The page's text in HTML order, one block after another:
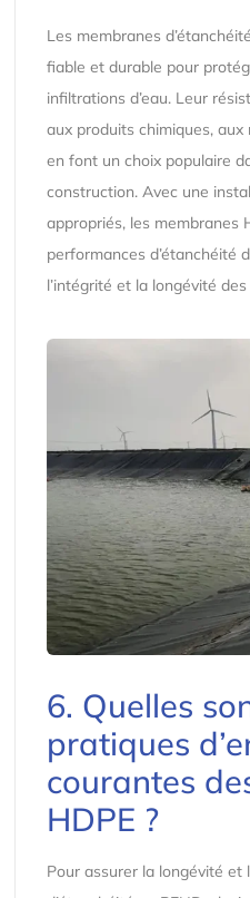
Les membranes
fiable et durable pour
infiltrations d’eau. Leur
aux produits chimiques,
en font un choix populaire
construction. Avec une
appropriés, les membranes
performances d’étanchéité
l’intégrité et la longévité
6. Quelles
pratiques
courantes
HDPE ?
Pour assurer la longévité et